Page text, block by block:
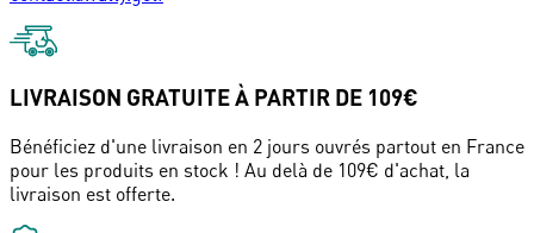
LIVRAISON GRATUITE À PARTIR DE 109€
Bénéficiez d'une livraison en 2 jours ouvrés partout en France
pour les produits en stock ! Au delà de 109€ d'achat, la
livraison est offerte.